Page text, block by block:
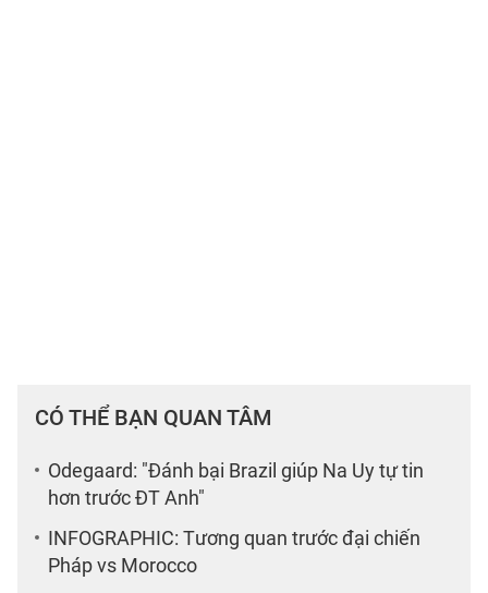
CÓ THỂ BẠN QUAN TÂM
Odegaard: "Đánh bại Brazil giúp Na Uy tự tin
hơn trước ĐT Anh"
INFOGRAPHIC: Tương quan trước đại chiến
Pháp vs Morocco